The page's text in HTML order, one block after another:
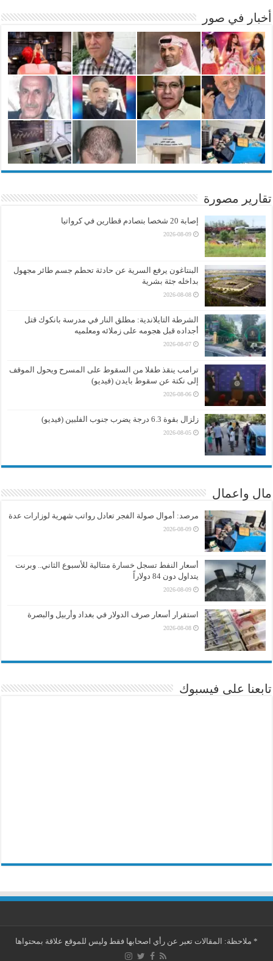
أخبار في صور
تقارير مصورة
إصابة 20 شخصا بتصادم قطارين في كرواتيا
2026-08-09
البنتاغون يرفع السرية عن حادثة تحطم جسم طائر مجهول
بداخله جثة بشرية
2026-08-08
الشرطة التايلاندية: مطلق النار في مدرسة بانكوك قتل
أجداده قبل هجومه على زملائه ومعلميه
2026-08-07
ترامب ينقذ طفلا من السقوط على المسرح ويحول الموقف
إلى نكتة عن سقوط بايدن (فيديو)
2026-08-06
زلزال بقوة 6.3 درجة يضرب جنوب الفلبين (فيديو)
2026-08-05
مال واعمال
مرصد: أموال صولة الفجر تعادل رواتب شهرية لوزارات عدة
2026-08-09
أسعار النفط تسجل خسارة متتالية للأسبوع الثاني.. وبرنت
يتداول دون 84 دولاراً
2026-08-09
استقرار أسعار صرف الدولار في بغداد وأربيل والبصرة
2026-08-08
تابعنا على فيسبوك
* ملاحظة: المقالات تعبر عن رأي اصحابها فقط وليس للموقع علاقة بمحتواها